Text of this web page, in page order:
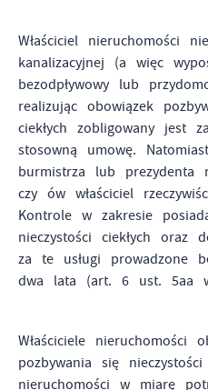
Właściciel nieruchomości
kanalizacyjnej (a więc
bezodpływowy lub
realizując obowiązek
ciekłych zobligowany jest
stosowną umowę.
burmistrza lub prezydenta
czy ów właściciel
Kontrole w zakresie
nieczystości ciekłych oraz
za te usługi prowadzone
dwa lata (art. 6 ust. 5aa
Właściciele nieruchomości
pozbywania się
nieruchomości w miarę